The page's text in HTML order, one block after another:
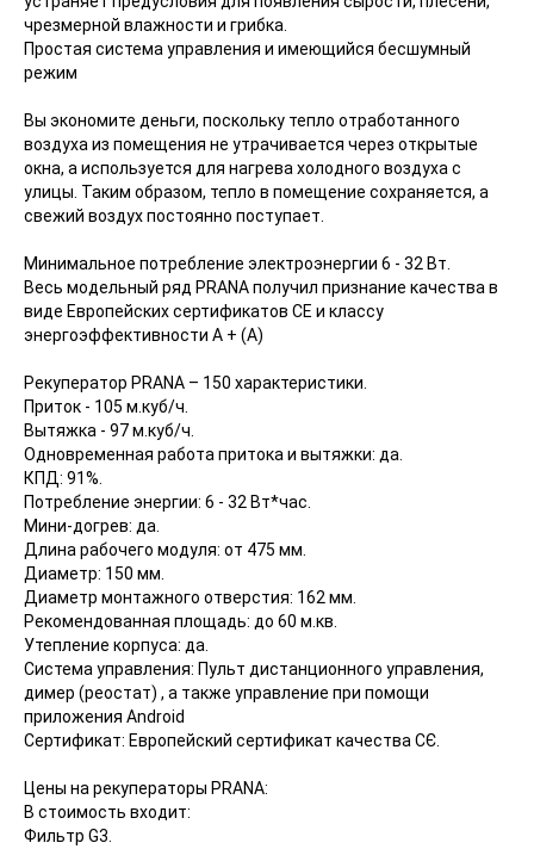
чрезмерной влажности и грибка.
Простая система управления и имеющийся бесшумный
режим
Вы экономите деньги, поскольку тепло отработанного
воздуха из помещения не утрачивается через открытые
окна, а используется для нагрева холодного воздуха с
улицы. Таким образом, тепло в помещение сохраняется, а
свежий воздух постоянно поступает.
Минимальное потребление электроэнергии 6 - 32 Вт.
Весь модельный ряд PRANA получил признание качества в
виде Европейских сертификатов СЕ и классу
энергоэффективности А + (А)
Рекуператор PRANA – 150 характеристики.
Приток - 105 м.куб/ч.
Вытяжка - 97 м.куб/ч.
Одновременная работа притока и вытяжки: да.
КПД: 91%.
Потребление энергии: 6 - 32 Вт*час.
Мини-догрев: да.
Длина рабочего модуля: от 475 мм.
Диаметр: 150 мм.
Диаметр монтажного отверстия: 162 мм.
Рекомендованная площадь: до 60 м.кв.
Утепление корпуса: да.
Система управления: Пульт дистанционного управления,
димер (реостат) , а также управление при помощи
приложения Android
Сертификат: Европейский сертификат качества СЄ.
Цены на рекуператоры PRANA:
В стоимость входит:
Фильтр G3.